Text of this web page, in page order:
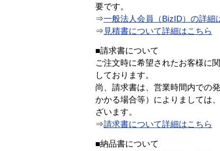
要です。
⇒一般法人会員（BizID）の詳細
⇒ 見積書について詳細はこちら
■請求書について
ご注文時に希望されたお客様に
しております。
尚、請求書は、営業時間内での
かかる場合等）によりましては
ざいます。
⇒請求書について詳細はこちら
■納品書について